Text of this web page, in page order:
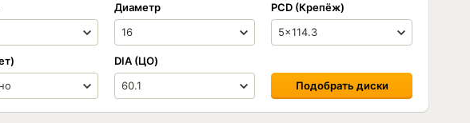
Диаметр PCD (Крепёж)
DIA (ЦО)
Подобрать диски